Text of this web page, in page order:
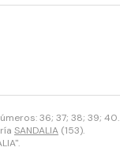
36; 37; 38; 39; 40.
SANDALIA (153).